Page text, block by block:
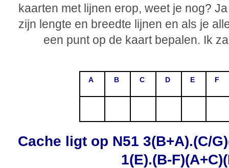
kaarten met lijnen erop, weet je nog?
zijn lengte en breedte lijnen en als je
een punt op de kaart bepalen. Ik
A B C D E F
Cache ligt op N51 3(B+A).(C/
1(E).(B-